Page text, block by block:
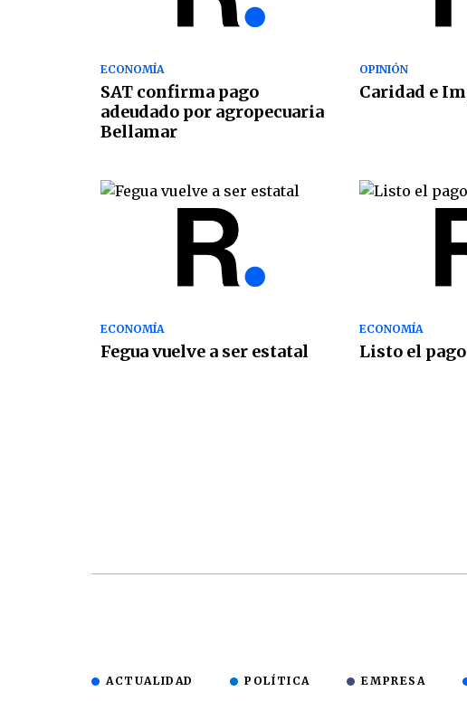
ECONOMÍA
SAT confirma pago
adeudado por agropecuaria
Bellamar
OPINIÓN
Caridad e
ECONOMÍA
Fegua vuelve a ser estatal
ECONOMÍA
Listo el pago
ACTUALIDAD POLÍTICA EMPRESA